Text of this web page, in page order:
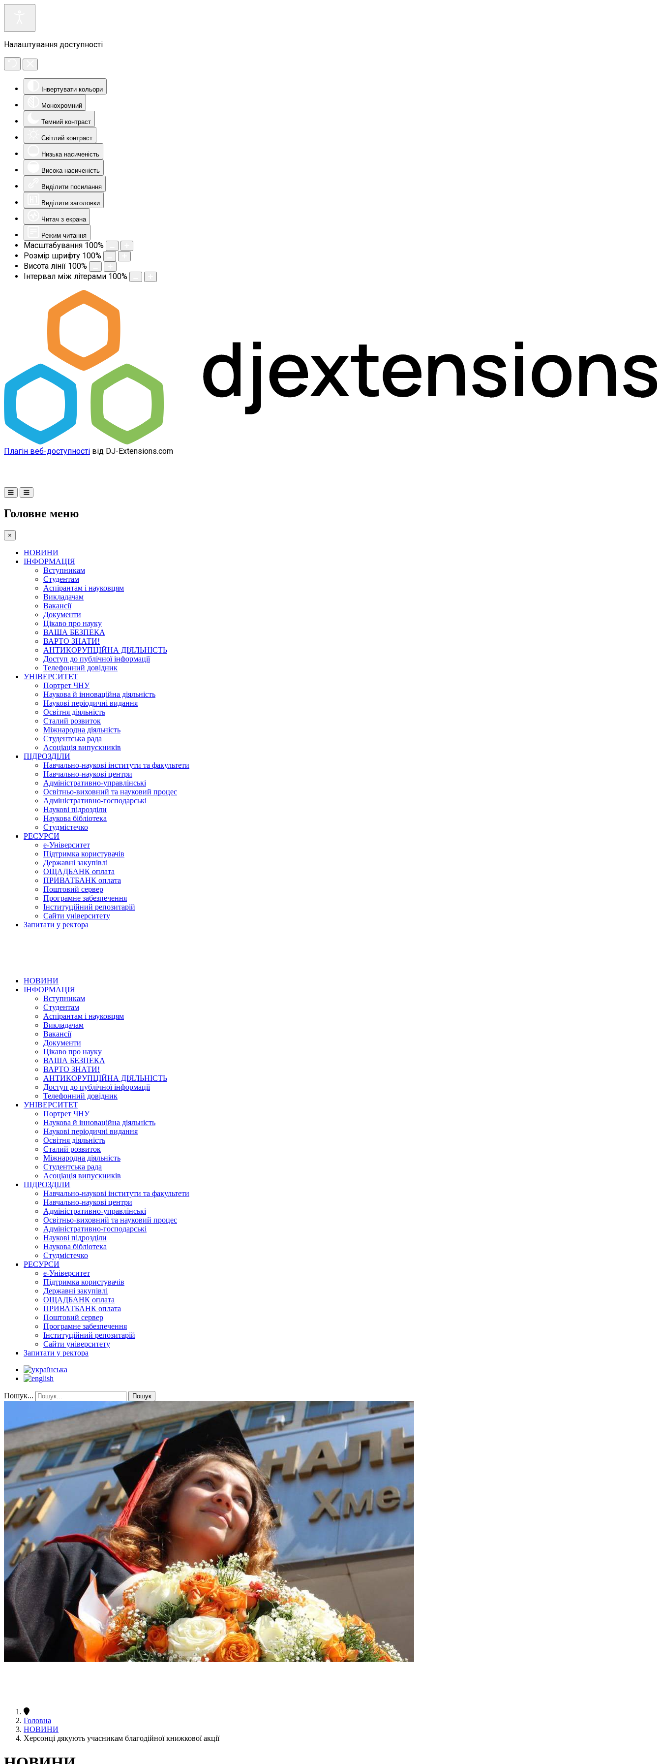
Налаштування доступності
Інвертувати кольори
Монохромний
Темний контраст
Світлий контраст
Низька насиченість
Висока насиченість
Виділити посилання
Виділити заголовки
Читач з екрана
Режим читання
Масштабування 100%
Розмір шрифту 100%
Висота лінії 100%
Інтервал між літерами 100%
Плагін веб-доступності від DJ-Extensions.com
Головне меню
×
НОВИНИ
ІНФОРМАЦІЯ
Вступникам
Студентам
Аспірантам і науковцям
Викладачам
Вакансії
Документи
Цікаво про науку
ВАША БЕЗПЕКА
ВАРТО ЗНАТИ!
АНТИКОРУПЦІЙНА ДІЯЛЬНІСТЬ
Доступ до публічної інформації
Телефонний довідник
УНІВЕРСИТЕТ
Портрет ЧНУ
Наукова й інноваційна діяльність
Наукові періодичні видання
Освітня діяльність
Сталий розвиток
Міжнародна діяльність
Студентська рада
Асоціація випускників
ПІДРОЗДІЛИ
Навчально-наукові інститути та факультети
Навчально-наукові центри
Адміністративно-управлінські
Освітньо-виховний та науковий процес
Адміністративно-господарські
Наукові підрозділи
Наукова бібліотека
Студмістечко
РЕСУРСИ
е-Університет
Підтримка користувачів
Державні закупівлі
ОЩАДБАНК оплата
ПРИВАТБАНК оплата
Поштовий сервер
Програмне забезпечення
Інституційний репозитарій
Сайти університету
Запитати у ректора
НОВИНИ
ІНФОРМАЦІЯ
Вступникам
Студентам
Аспірантам і науковцям
Викладачам
Вакансії
Документи
Цікаво про науку
ВАША БЕЗПЕКА
ВАРТО ЗНАТИ!
АНТИКОРУПЦІЙНА ДІЯЛЬНІСТЬ
Доступ до публічної інформації
Телефонний довідник
УНІВЕРСИТЕТ
Портрет ЧНУ
Наукова й інноваційна діяльність
Наукові періодичні видання
Освітня діяльність
Сталий розвиток
Міжнародна діяльність
Студентська рада
Асоціація випускників
ПІДРОЗДІЛИ
Навчально-наукові інститути та факультети
Навчально-наукові центри
Адміністративно-управлінські
Освітньо-виховний та науковий процес
Адміністративно-господарські
Наукові підрозділи
Наукова бібліотека
Студмістечко
РЕСУРСИ
е-Університет
Підтримка користувачів
Державні закупівлі
ОЩАДБАНК оплата
ПРИВАТБАНК оплата
Поштовий сервер
Програмне забезпечення
Інституційний репозитарій
Сайти університету
Запитати у ректора
Пошук... Пошук
Головна
НОВИНИ
Херсонці дякують учасникам благодійної книжкової акції